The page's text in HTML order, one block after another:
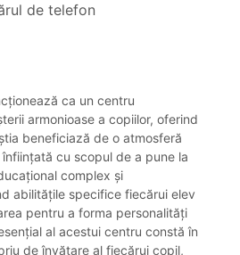
de telefon
ca un centru
armonioase a copiilor, oferind
beneficiază de o atmosferă
cu scopul de a pune la
complex și
abilitățile specifice fiecărui elev
pentru a forma personalități
al acestui centru constă în
de învățare al fiecărui copil,